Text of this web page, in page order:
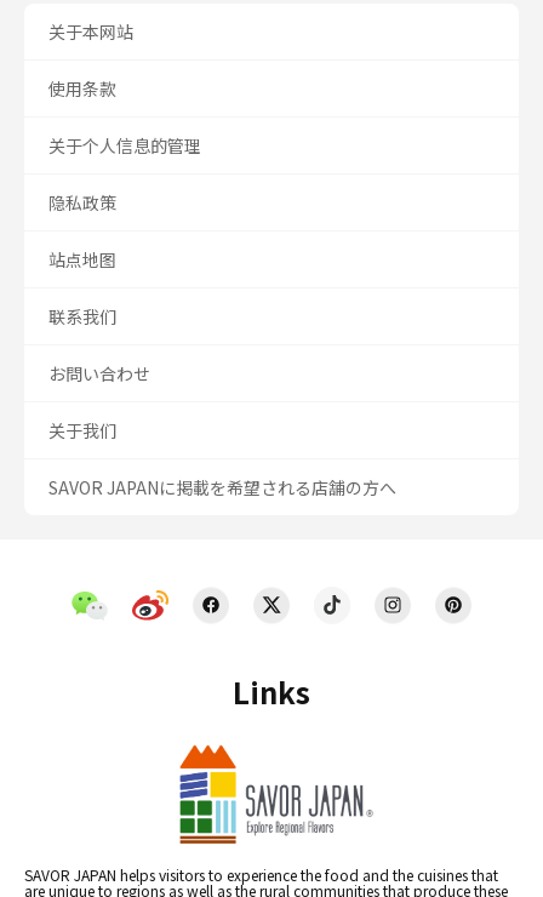
Links
SAVOR JAPAN helps visitors to experience the food and the cuisines that
are unique to regions as well as the rural communities that produce these
关于本网站
使用条款
关于个人信息的管理
隐私政策
站点地图
联系我们
お問い合わせ
关于我们
SAVOR JAPANに掲載を希望される店舗の方へ